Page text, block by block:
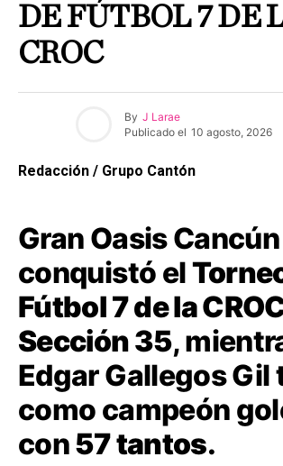
DE FÚTBOL 7 DE
CROC
By J Larae
Publicado el 10 agosto, 2026
Redacción / Grupo Cantón
Gran Oasis Cancún
conquistó el
Fútbol 7 de la
Sección 35,
Edgar Gallegos Gil
como campeón
con57 tantos.